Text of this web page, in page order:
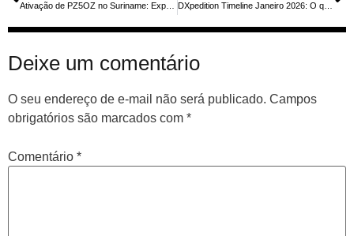
DXpedition Timeline Janeiro 2026: O que esperar das expedições de radioamador no próximo mês
Deixe um comentário
O seu endereço de e-mail não será publicado. Campos
obrigatórios são marcados com *
Comentário *